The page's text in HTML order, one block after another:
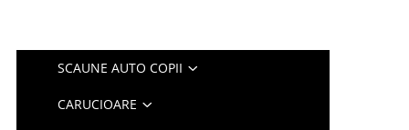
SCAUNE AUTO COPII
CARUCIOARE